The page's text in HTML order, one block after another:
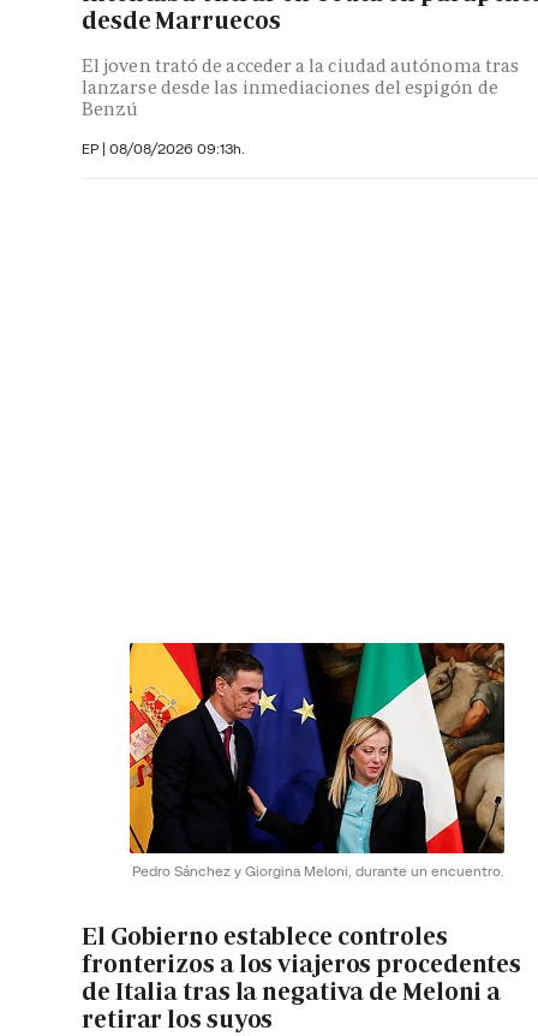
desde Marruecos
El joven trató de acceder a la ciudad autónoma tras
lanzarse desde las inmediaciones del espigón de
Benzú
EP | 08/08/2026 09:13h.
Pedro Sánchez y Giorgina Meloni, durante un encuentro.
El Gobierno establece controles
fronterizos a los viajeros procedentes
de Italia tras la negativa de Meloni a
retirar los suyos